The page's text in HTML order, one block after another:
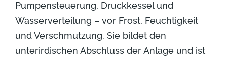
Pumpensteuerung, Druckkessel und
Wasserverteilung – vor Frost, Feuchtigkeit
und Verschmutzung. Sie bildet den
unterirdischen Abschluss der Anlage und ist